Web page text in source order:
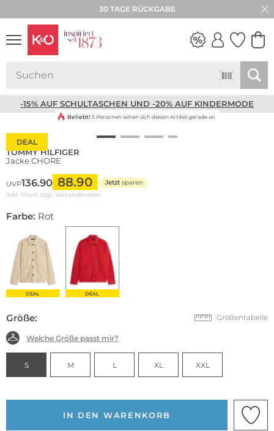
30 TAGE RÜCKGABE
-15% AUF SCHULTASCHEN UND -20% AUF KINDERMODE
DEAL
Beliebt! 5 Personen sehen sich diesen Artikel gerade an
TOMMY HILFIGER
Jacke CHORE
UVP136.90 88.90 Jetzt sparen
inkl. Mwst zzgl. Versandkosten
Farbe: Rot
DEAL DEAL
Größe: Größentabelle
Welche Größe passt mir?
S M L XL XXL
IN DEN WARENKORB